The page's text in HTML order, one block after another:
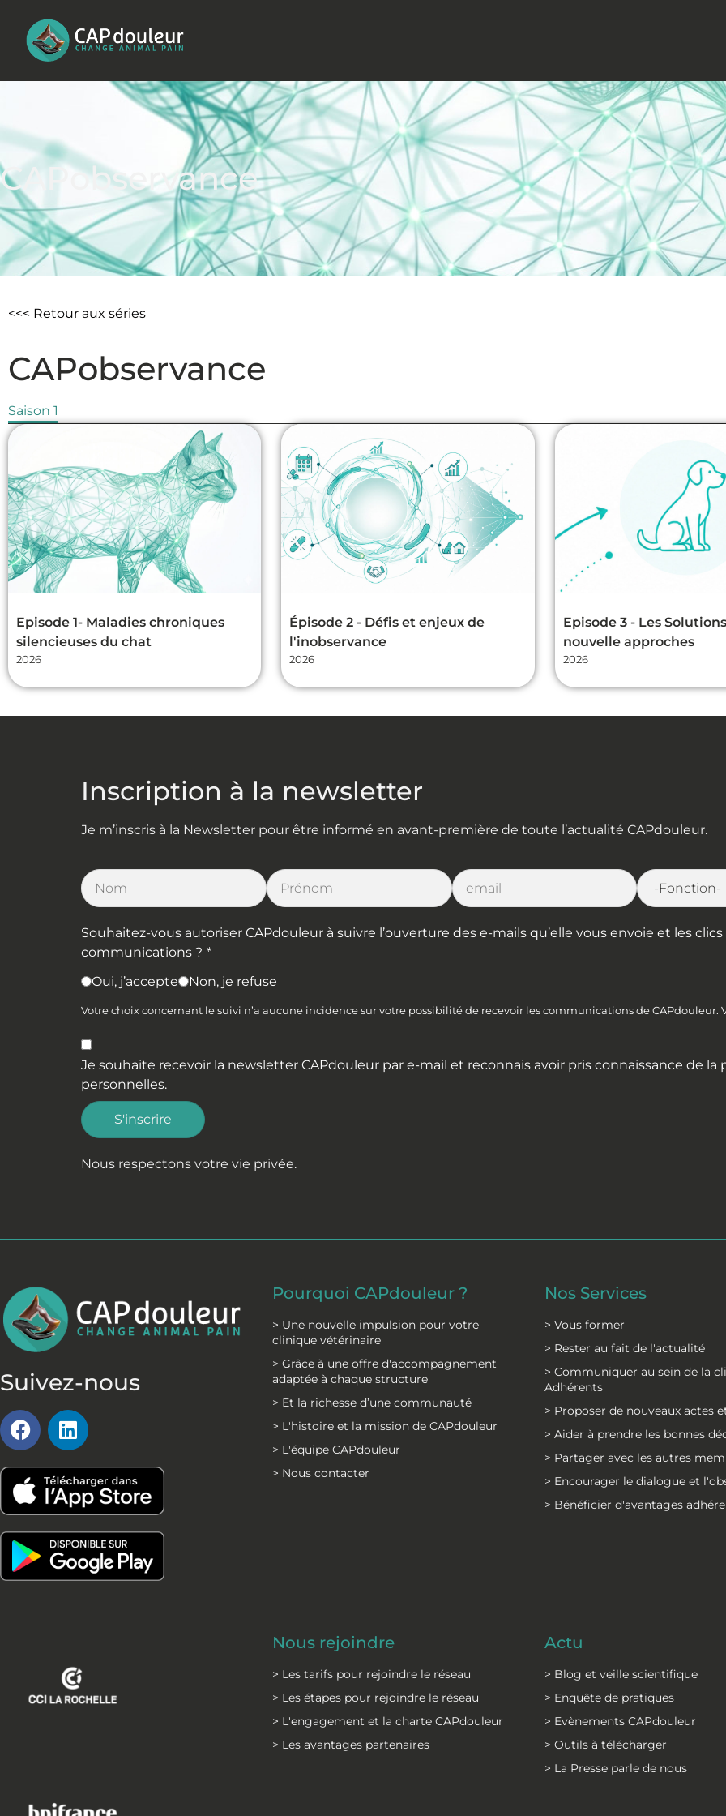
contenu
CAPobservance
<<< Retour aux séries
CAPobservance
Saison 1
Episode 1- Maladies chroniques
silencieuses du chat
2026
Épisode 2 - Défis et enjeux de
l'inobservance
2026
Episode 3 - Les
nouvelle approches
2026
Inscription à la newsletter
Je m’inscris à la Newsletter pour être informé en avant-première de toute l’actualité CAPdouleur.
Souhaitez-vous autoriser CAPdouleur à suivre l’ouverture des e-mails qu’elle vous envoie et les
communications ? *
Oui, j’accepte
Non, je refuse
Votre choix concernant le suivi n’a aucune incidence sur votre possibilité de recevoir les communications de
Je souhaite recevoir la newsletter CAPdouleur par e-mail et reconnais avoir pris connaissance de la
personnelles.
S'inscrire
Nous respectons votre vie privée.
Suivez-nous
F
a
e
b
o
o
k
L
i
k
e
d
i
n
Pourquoi CAPdouleur ?
> Une nouvelle impulsion pour votre
clinique vétérinaire
> Grâce à une offre d'accompagnement
adaptée à chaque structure
> Et la richesse d’une communauté
> L'histoire et la mission de CAPdouleur
> L'équipe CAPdouleur
> Nous contacter
Nos Services
> Vous former
> Rester au fait de l'actualité
> Communiquer au sein de la
Adhérents
> Proposer de nouveaux actes
> Aider à prendre les bonnes
> Partager avec les autres
> Encourager le dialogue et
> Bénéficier d'avantages
Nous rejoindre
> Les tarifs pour rejoindre le réseau
> Les étapes pour rejoindre le réseau
> L'engagement et la charte CAPdouleur
> Les avantages partenaires
Actu
> Blog et veille scientifique
> Enquête de pratiques
> Evènements CAPdouleur
> Outils à télécharger
> La Presse parle de nous